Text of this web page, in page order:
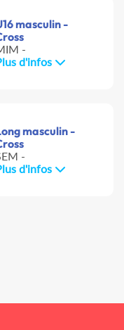
masculin -
-
d'infos
masculin -
-
d'infos